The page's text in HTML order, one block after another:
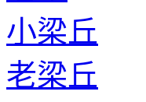
小梁丘
老梁丘